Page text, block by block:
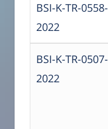
BSI-K-TR-0558-
2022
BSI-K-TR-0507-
2022